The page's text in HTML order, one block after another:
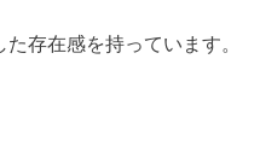
存在感を持っています。